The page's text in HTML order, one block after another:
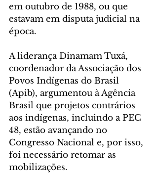
em outubro de 1988, ou que
estavam em disputa judicial na
época.
A liderança Dinamam Tuxá,
coordenador da Associação dos
Povos Indígenas do Brasil
(Apib), argumentou à Agência
Brasil que projetos contrários
aos indígenas, incluindo a PEC
48, estão avançando no
Congresso Nacional e, por isso,
foi necessário retomar as
mobilizações.